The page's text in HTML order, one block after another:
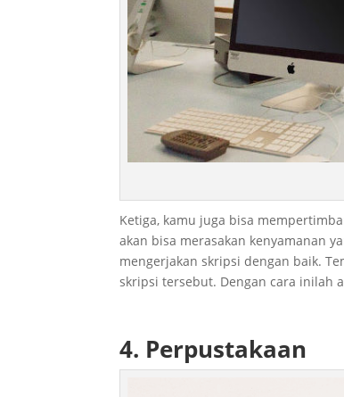
Ketiga, kamu juga bisa
akan bisa merasakan kenyamanan
mengerjakan skripsi dengan baik.
skripsi tersebut. Dengan cara inilah
4. Perpustakaan